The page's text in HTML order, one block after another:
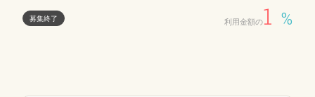
募集終了 利用金額の1 %